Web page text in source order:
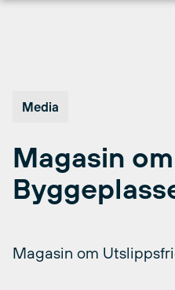
Media
Magasin
Magasin om